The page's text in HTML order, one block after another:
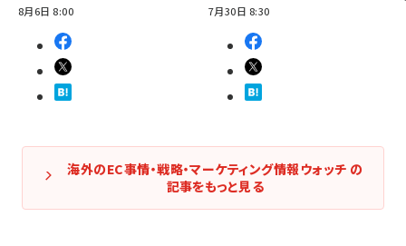
8月6日 8:00 7月30日 8:30
海外のEC事情・戦略・マーケティング情報ウォッチ の
記事をもっと見る